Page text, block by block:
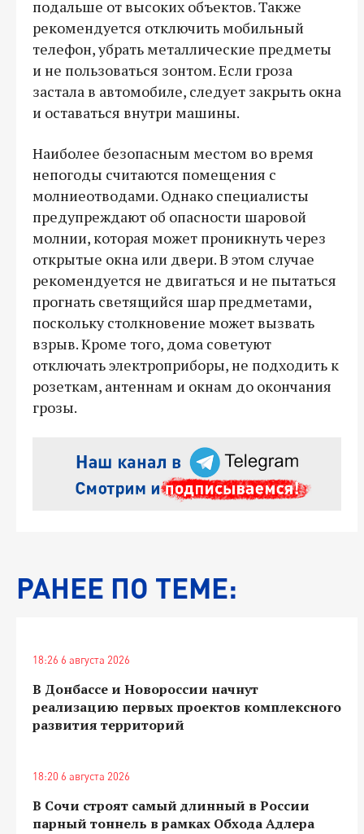
подальше от высоких объектов. Также
рекомендуется отключить мобильный
телефон, убрать металлические предметы
и не пользоваться зонтом. Если гроза
застала в автомобиле, следует закрыть окна
и оставаться внутри машины.
Наиболее безопасным местом во время
непогоды считаются помещения с
молниеотводами. Однако специалисты
предупреждают об опасности шаровой
молнии, которая может проникнуть через
открытые окна или двери. В этом случае
рекомендуется не двигаться и не пытаться
прогнать светящийся шар предметами,
поскольку столкновение может вызвать
взрыв. Кроме того, дома советуют
отключать электроприборы, не подходить к
розеткам, антеннам и окнам до окончания
грозы.
РАНЕЕ ПО ТЕМЕ:
18:26 6 августа 2026
В Донбассе и Новороссии начнут
реализацию первых проектов комплексного
развития территорий
18:20 6 августа 2026
В Сочи строят самый длинный в России
парный тоннель в рамках Обхода Адлера